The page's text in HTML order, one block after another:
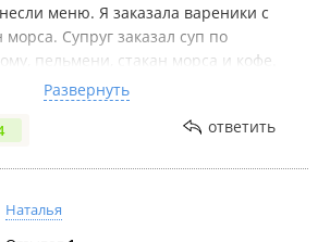
меню. Я заказала вареники с
Супруг заказал суп по
пельмени, стакан морса и кофе.
в 16:50. , в 17-30 принесли суп. На
мои вареники?, официант ответила,
..буквально еще чуть чуть и
так вообще максимум 5 минут.
от вареников, муж сьел
Развернуть
ответить
Наталья